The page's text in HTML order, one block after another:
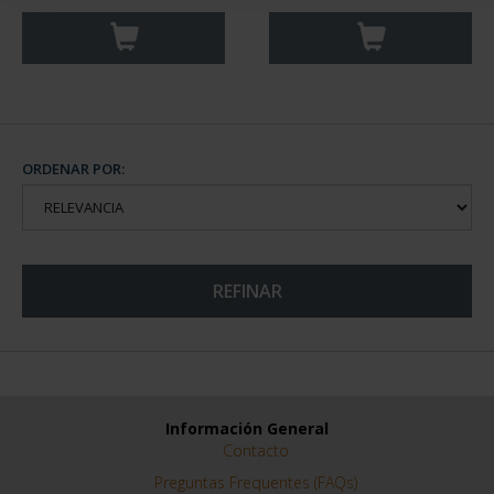
ORDENAR POR:
REFINAR
Información General
Contacto
Preguntas Frequentes (FAQs)